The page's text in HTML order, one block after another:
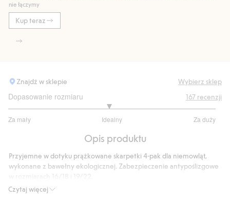
nie łączymy
Kup teraz
Znajdź w sklepie Wybierz sklep
Dopasowanie rozmiaru
Za mały Idealny Za duży
na
125
głosów
167 recenzji
Opis produktu
Czytaj więcej
Przyjemne w dotyku prążkowane skarpetki 4-pak dla niemowląt,
wykonane z bawełny ekologicznej. Zabezpieczenie antypoślizgowe
Produkt zawiera 100% bawełny ekologicznej.